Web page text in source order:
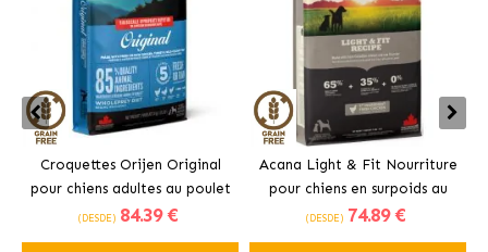
Croquettes Orijen Original
pour chiens adultes au poulet
(DESDE) 84.39 €
Acana Light & Fit Nourriture
pour chiens en surpoids au
poulet frais
(DESDE) 74.89 €